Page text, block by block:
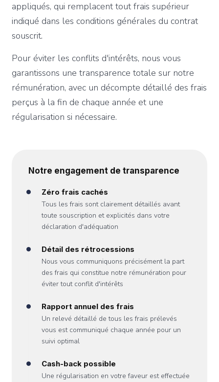
appliqués, qui remplacent tout frais supérieur
indiqué dans les conditions générales du contrat
souscrit.
Pour éviter les conflits d'intérêts, nous vous
garantissons une transparence totale sur notre
rémunération, avec un décompte détaillé des frais
perçus à la fin de chaque année et une
régularisation si nécessaire.
Notre engagement de transparence
Zéro frais cachés
Tous les frais sont clairement détaillés avant
toute souscription et explicités dans votre
déclaration d'adéquation
Détail des rétrocessions
Nous vous communiquons précisément la part
des frais qui constitue notre rémunération pour
éviter tout conflit d'intérêts
Rapport annuel des frais
Un relevé détaillé de tous les frais prélevés
vous est communiqué chaque année pour un
suivi optimal
Cash-back possible
Une régularisation en votre faveur est effectuée